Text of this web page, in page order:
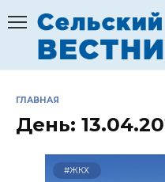
содержанию
ГЛАВНАЯ
День:
#ЖКХ